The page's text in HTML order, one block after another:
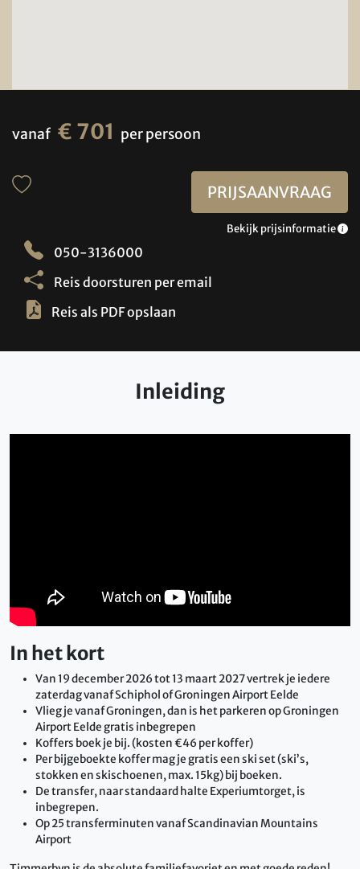
vanaf € 701 per persoon
PRIJSAANVRAAG
Bekijk prijsinformatie
050-3136000
Reis doorsturen per email
Reis als PDF opslaan
Inleiding
In het kort
Van 19 december 2026 tot 13 maart 2027 vertrek je iedere
zaterdag vanaf Schiphol of Groningen Airport Eelde
Vlieg je vanaf Groningen, dan is het parkeren op Groningen
Airport Eelde gratis inbegrepen
Koffers boek je bij. (kosten €46 per koffer)
Per bijgeboekte koffer mag je gratis een ski set (ski’s,
stokken en skischoenen, max. 15kg) bij boeken.
De transfer, naar standaard halte Experiumtorget, is
inbegrepen.
Op 25 transferminuten vanaf Scandinavian Mountains
Airport